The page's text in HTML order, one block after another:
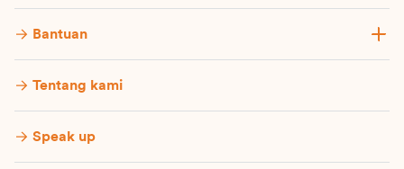
Bantuan
Tentang kami
Speak up